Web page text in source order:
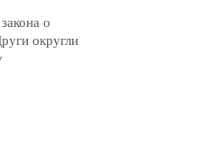
о
округли